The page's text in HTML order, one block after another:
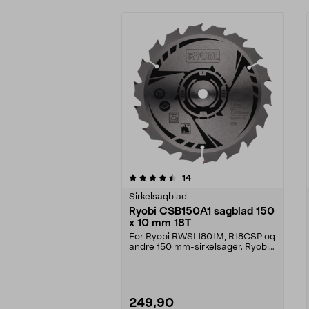
14anmeldelser
Sirkelsagblad
Ryobi CSB150A1 sagblad 150
x 10 mm 18T
For Ryobi RWSL1801M, R18CSP og
andre 150 mm-sirkelsager. Ryobi
249,90
0.0 av 5 stjerner